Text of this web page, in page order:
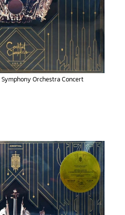
Orchestra Concert